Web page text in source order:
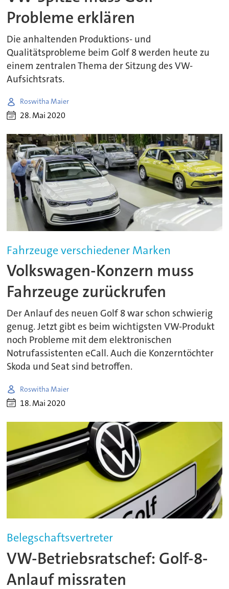
Probleme erklären
Die anhaltenden Produktions- und
Qualitätsprobleme beim Golf 8 werden heute zu
einem zentralen Thema der Sitzung des VW-
Aufsichtsrats.
Roswitha Maier
28. Mai 2020
Fahrzeuge verschiedener Marken
Volkswagen-Konzern muss
Fahrzeuge zurückrufen
Der Anlauf des neuen Golf 8 war schon schwierig
genug. Jetzt gibt es beim wichtigsten VW-Produkt
noch Probleme mit dem elektronischen
Notrufassistenten eCall. Auch die Konzerntöchter
Skoda und Seat sind betroffen.
Roswitha Maier
18. Mai 2020
Belegschaftsvertreter
VW-Betriebsratschef: Golf-8-
Anlauf missraten